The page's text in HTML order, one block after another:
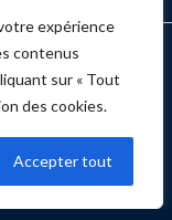
expérience
contenus
sur « Tout
des cookies.
Accepter tout
ÉVÉNEMENTS